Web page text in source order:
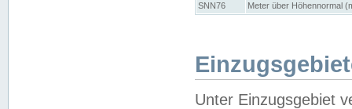
SNN76
Meter über Höhennormal
Unter Einzugsgebiet